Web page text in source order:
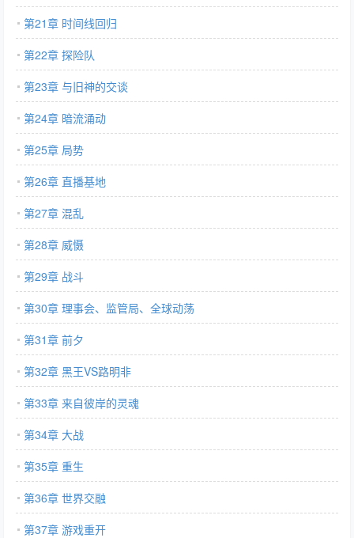
第21章 时间线回归
第22章 探险队
第23章 与旧神的交谈
第24章 暗流涌动
第25章 局势
第26章 直播基地
第27章 混乱
第28章 威慑
第29章 战斗
第30章 理事会、监管局、全球动荡
第31章 前夕
第32章 黑王VS路明非
第33章 来自彼岸的灵魂
第34章 大战
第35章 重生
第36章 世界交融
第37章 游戏重开